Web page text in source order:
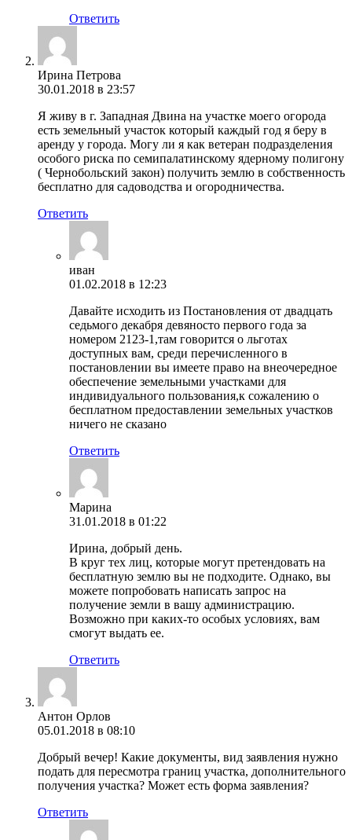
Ответить
Ирина Петрова
30.01.2018 в 23:57
Я живу в г. Западная Двина на участке моего огорода
есть земельный участок который каждый год я беру в
аренду у города. Могу ли я как ветеран подразделения
особого риска по семипалатинскому ядерному полигону
( Чернобольский закон) получить землю в собственность
бесплатно для садоводства и огородничества.
Ответить
иван
01.02.2018 в 12:23
Давайте исходить из Постановления от двадцать
седьмого декабря девяносто первого года за
номером 2123-1,там говорится о льготах
доступных вам, среди перечисленного в
постановлении вы имеете право на внеочередное
обеспечение земельными участками для
индивидуального пользования,к сожалению о
бесплатном предоставлении земельных участков
ничего не сказано
Ответить
Марина
31.01.2018 в 01:22
Ирина, добрый день.
В круг тех лиц, которые могут претендовать на
бесплатную землю вы не подходите. Однако, вы
можете попробовать написать запрос на
получение земли в вашу администрацию.
Возможно при каких-то особых условиях, вам
смогут выдать ее.
Ответить
Антон Орлов
05.01.2018 в 08:10
Добрый вечер! Какие документы, вид заявления нужно
подать для пересмотра границ участка, дополнительного
получения участка? Может есть форма заявления?
Ответить